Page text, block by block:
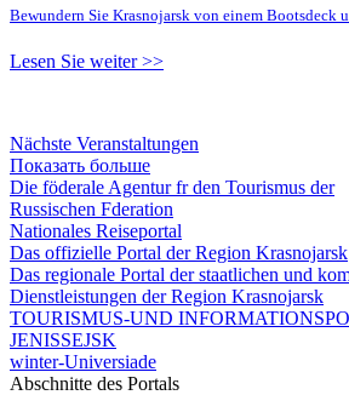
Bewundern Sie Krasnojarsk von einem Bootsdeck
Lesen Sie weiter >>
Nächste Veranstaltungen
Показать больше
Die föderale Agentur fr den Tourismus der
Russischen Fderation
Nationales Reiseportal
Das offizielle Portal der Region Krasnojarsk
Das regionale Portal der staatlichen und
Dienstleistungen der Region Krasnojarsk
TOURISMUS-UND
JENISSEJSK
winter-Universiade
Abschnitte des Portals